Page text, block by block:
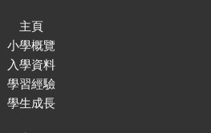
主頁
小學概覽
入學資料
學習經驗
學生成長